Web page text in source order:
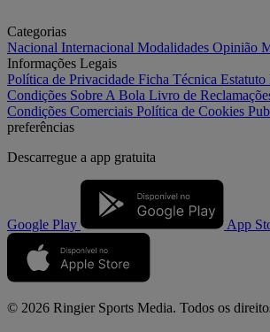
Categorias
Nacional Internacional Modalidades Opinião
Informações Legais
Política de Privacidade Ficha Técnica
Condições Sobre A Bola Livro de
Condições Comerciais Política de Cookies
preferências
Descarregue a app gratuita
Google Play App
© 2026 Ringier Sports Media. Todos os